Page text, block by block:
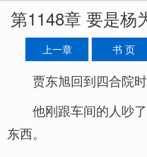
第1148章 要是杨
上一章 书 页
贾东旭回到四合院
他刚跟车间的人吵
东西。